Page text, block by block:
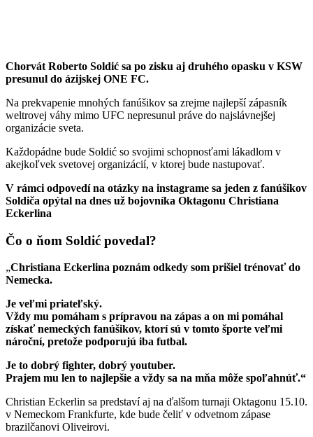
Chorvát Roberto Soldić sa po zisku aj druhého opasku v KSW
presunul do ázijskej ONE FC.
Na prekvapenie mnohých fanúšikov sa zrejme najlepší zápasník
weltrovej váhy mimo UFC nepresunul práve do najslávnejšej
organizácie sveta.
Každopádne bude Soldić so svojimi schopnosťami lákadlom v
akejkoľvek svetovej organizácií, v ktorej bude nastupovať.
V rámci odpovedí na otázky na instagrame sa jeden z fanúšikov
Soldiča opýtal na dnes už bojovníka Oktagonu Christiana
Eckerlina
Čo o ňom Soldić povedal?
„Christiana Eckerlina poznám odkedy som prišiel trénovať do
Nemecka.
Je veľmi priateľský.
Vždy mu pomáham s prípravou na zápas a on mi pomáhal
získať nemeckých fanúšikov, ktorí sú v tomto športe veľmi
nároční, pretože podporujú iba futbal.
Je to dobrý fighter, dobrý youtuber.
Prajem mu len to najlepšie a vždy sa na mňa môže spoľahnúť.“
Christian Eckerlin sa predstaví aj na ďalšom turnaji Oktagonu 15.10.
v Nemeckom Frankfurte, kde bude čeliť v odvetnom zápase
brazilčanovi Oliveirovi.